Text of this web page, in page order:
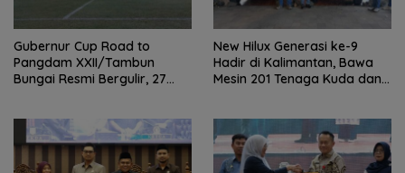
Gubernur Cup Road to
Pangdam XXII/Tambun
Bungai Resmi Bergulir, 27
New Hilux Generasi ke-9
Hadir di Kalimantan, Bawa
Mesin 201 Tenaga Kuda dan